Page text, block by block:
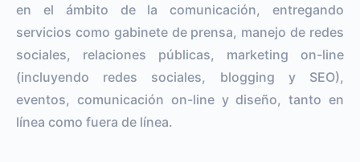
en el ámbito de la comunicación, entregando
servicios como gabinete de prensa, manejo de redes
sociales, relaciones públicas, marketing on-line
(incluyendo redes sociales, blogging y SEO),
eventos, comunicación on-line y diseño, tanto en
línea como fuera de línea.